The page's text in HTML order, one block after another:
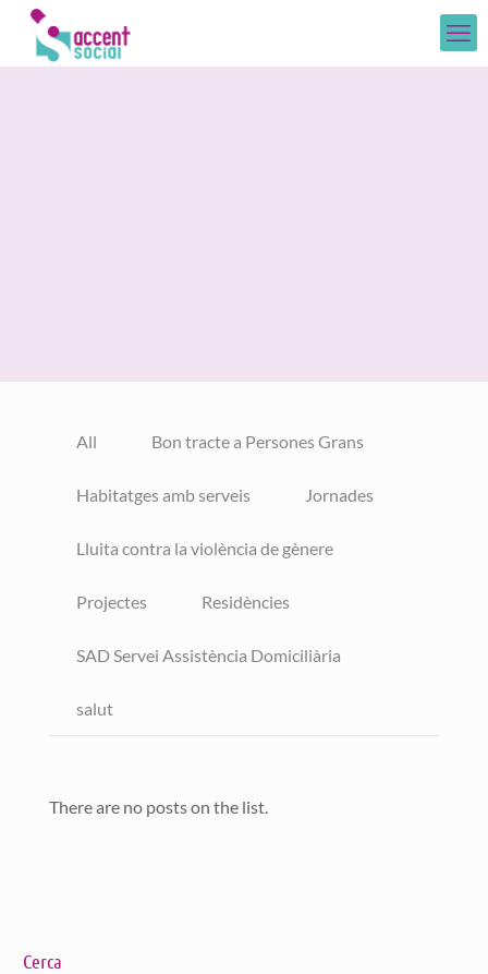
All Bon tracte a Persones Grans
Habitatges amb serveis Jornades
Lluita contra la violència de gènere
Projectes Residències
SAD Servei Assistència Domiciliària
salut
There are no posts on the list.
Cerca